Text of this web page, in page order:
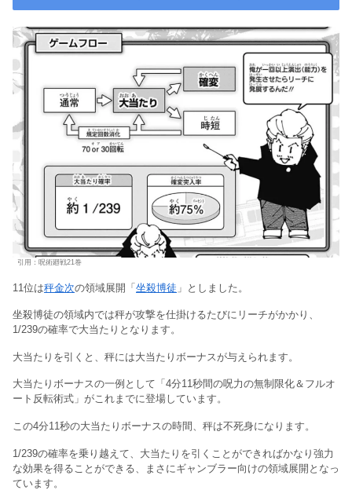
引用：呪術廻戦21巻
11位は秤金次の領域展開「坐殺博徒 」としました。
坐殺博徒の領域内では秤が攻撃を仕掛けるたびにリーチがかかり、
1/239の確率で大当たりとなります。
大当たりを引くと、秤には大当たりボーナスが与えられます。
大当たりボーナスの一例として「4分11秒間の呪力の無制限化＆フルオ
ート反転術式」がこれまでに登場しています。
この4分11秒の大当たりボーナスの時間、秤は不死身になります。
1/239の確率を乗り越えて、大当たりを引くことができればかなり強力
な効果を得ることができる、まさにギャンブラー向けの領域展開となっ
ています。